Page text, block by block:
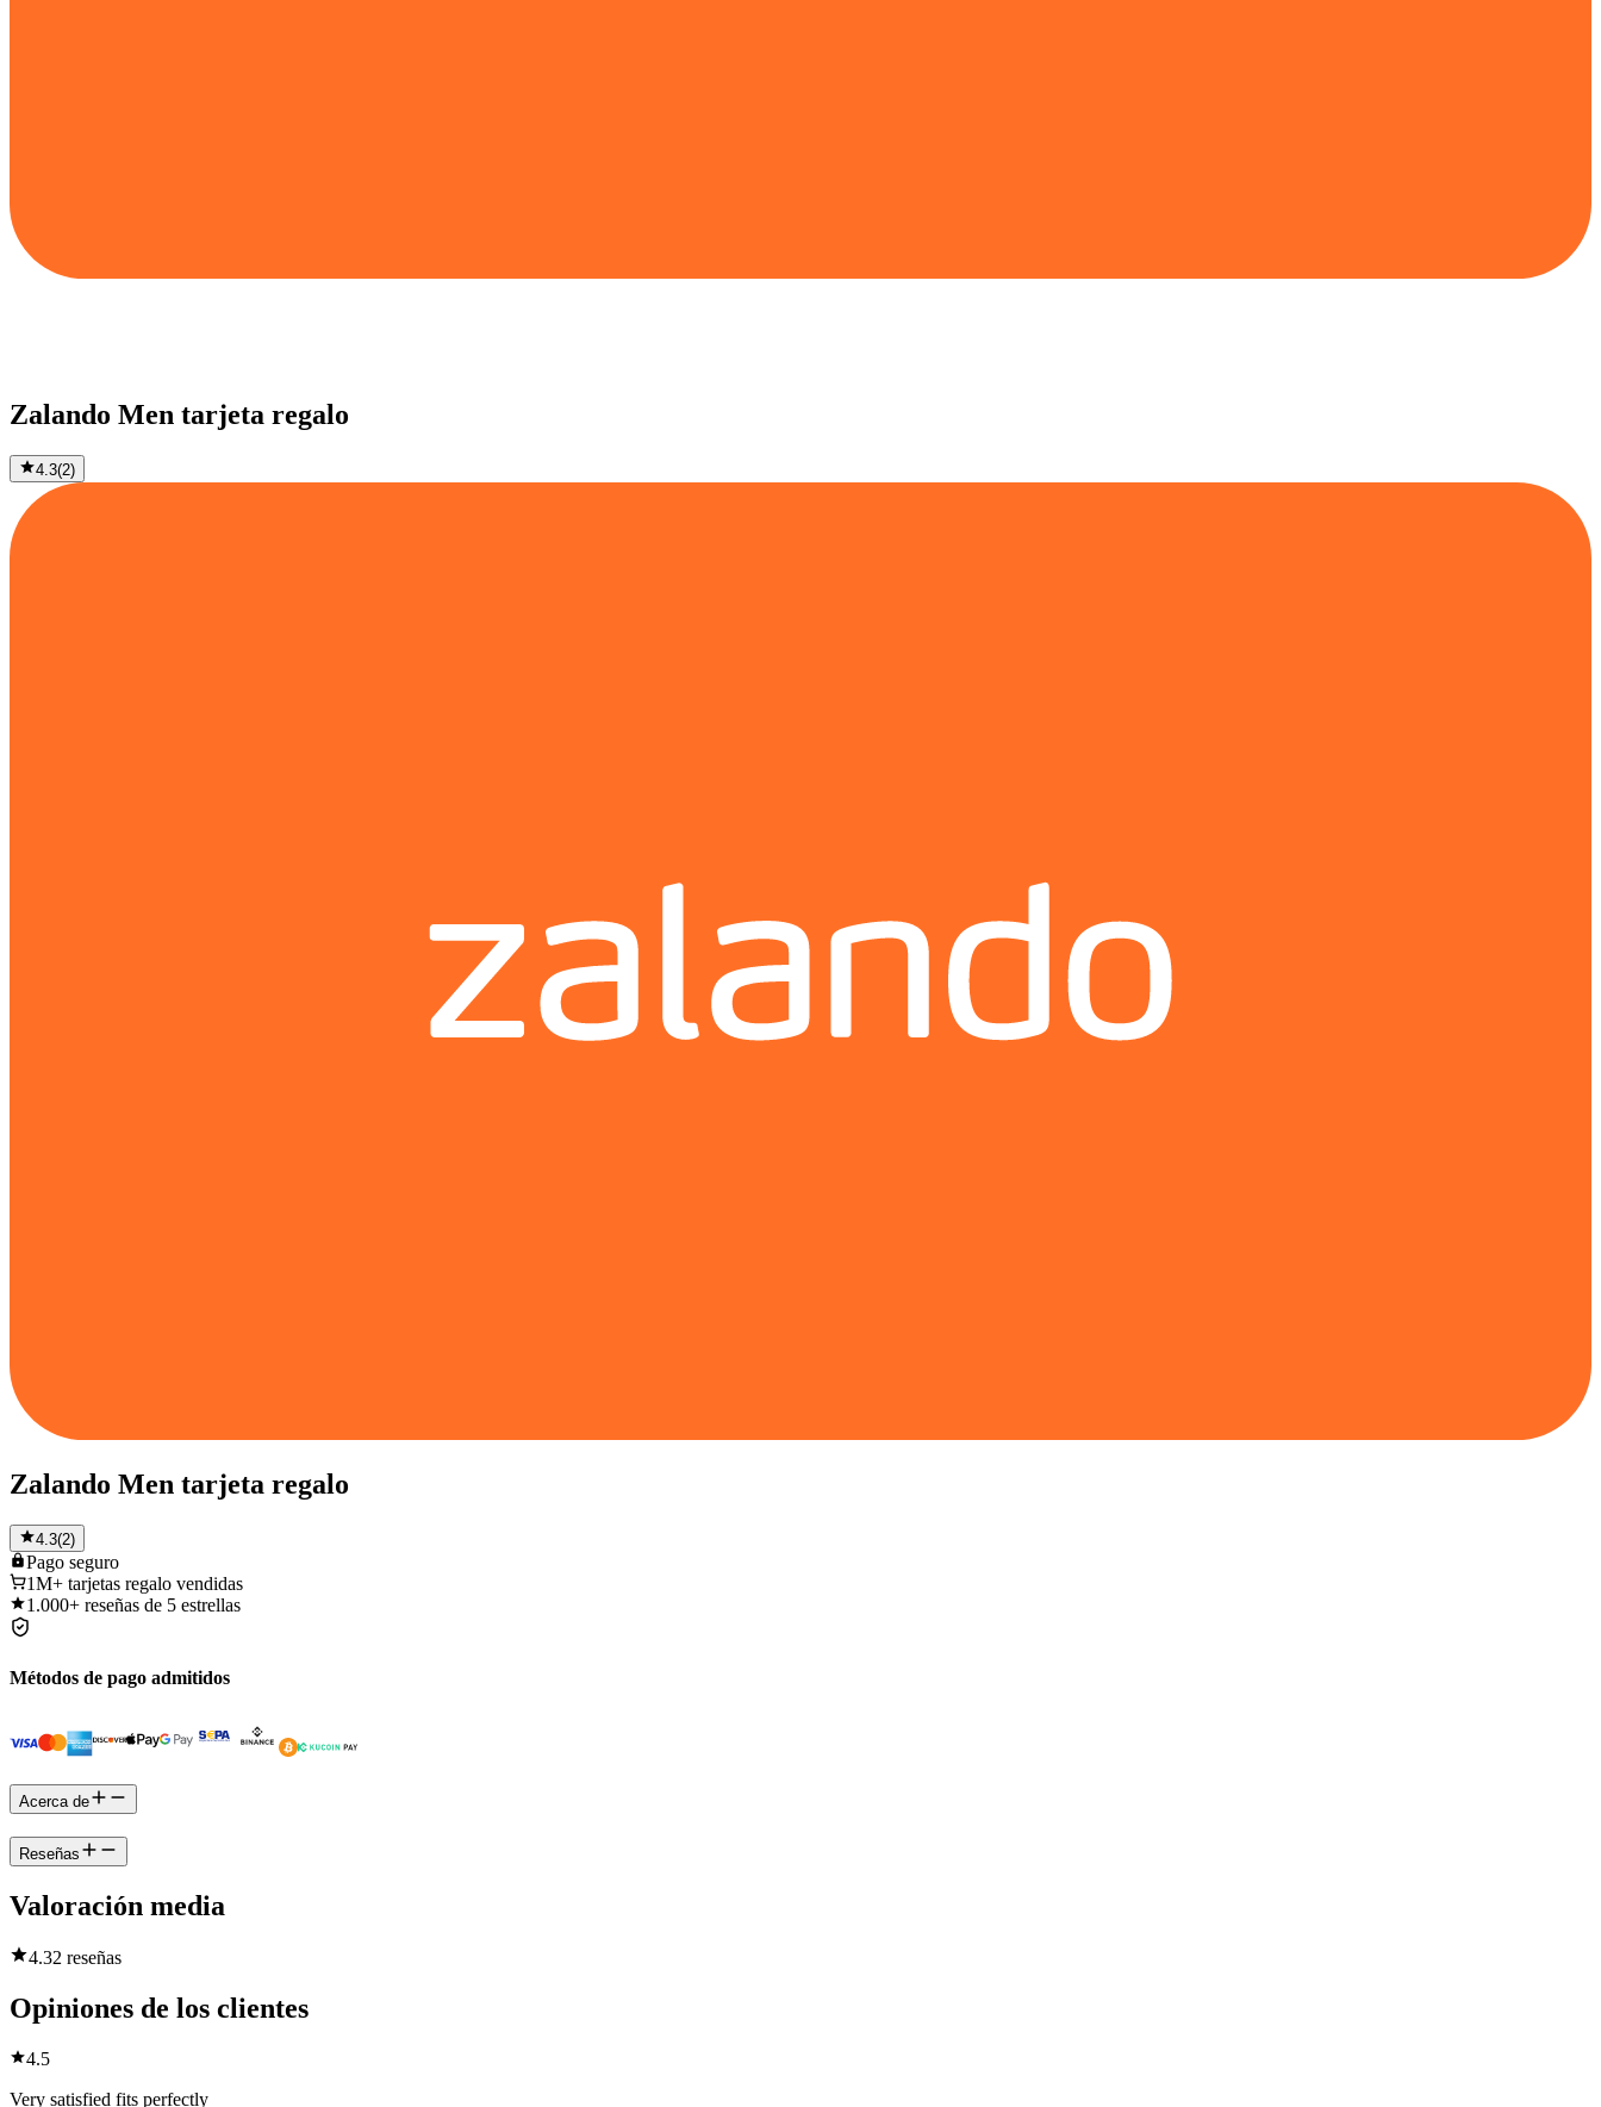
Zalando Men tarjeta regalo
4.3(2)
Zalando Men tarjeta regalo
4.3(2)
Pago seguro
1M+ tarjetas regalo vendidas
1.000+ reseñas de 5 estrellas
Métodos de pago admitidos
Acerca de
Reseñas
Valoración media
4.32 reseñas
Opiniones de los clientes
4.5
Very satisfied fits perfectly